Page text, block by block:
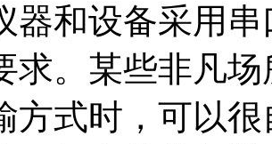
器和设备采用
求。某些非凡
方式时，可以